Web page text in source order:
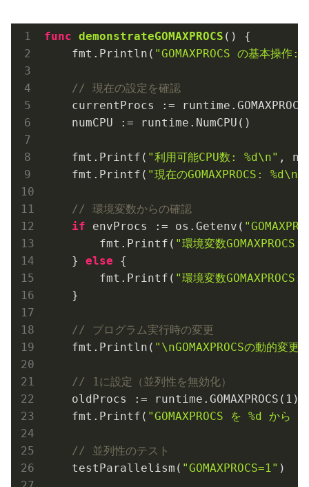
func demonstrateGOMAXPROCS ()
{
    fmt.Println(
"GOMAXPROCS の基本操作:"
// 現在の設定を確認
currentProcs :=
    numCPU := runtime.NumCPU()
    fmt.Printf(
"利用可能CPU数: %d\n" ,
    fmt.Printf(
"現在のGOMAXPROCS: %d\n"
// 環境変数からの確認
if envProcs := os.Getenv(
        fmt.Printf(
"環境変数
    }
else {
        fmt.Printf(
"環境変数
    }
// プログラム実行時の変更
    fmt.Println(
"\nGOMAXPROCSの動的変更
// 1に設定（並列性を無効化）
    oldProcs := runtime.GOMAXPROCS(
1 )
    fmt.Printf(
"GOMAXPROCS を %d から
// 並列性のテスト
    testParallelism(
"GOMAXPROCS=1" )